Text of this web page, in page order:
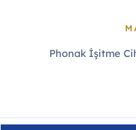
Phonak İşitme